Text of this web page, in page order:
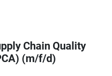
Chain Quality
(m/f/d)